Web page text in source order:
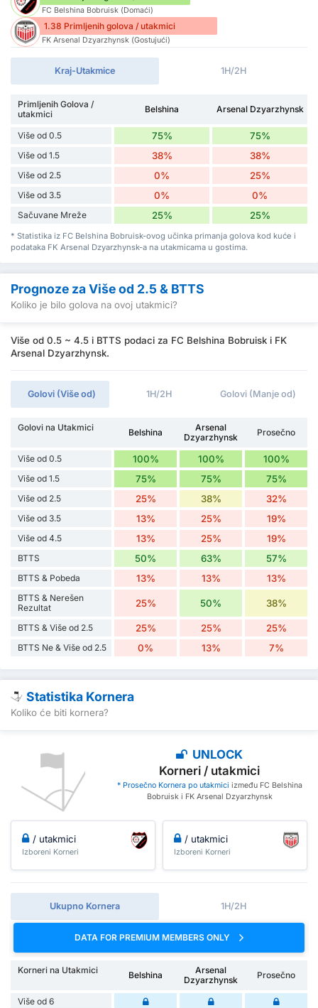
FC Belshina Bobruisk (Domaći)
1.38 Primljenih golova / utakmici
FK Arsenal Dzyarzhynsk (Gostujući)
Kraj-Utakmice 1H/2H
Primljenih Golova /
utakmici
Belshina Arsenal Dzyarzhynsk
Više od 0.5 75% 75%
Više od 1.5 38% 38%
Više od 2.5 0% 25%
Više od 3.5 0% 0%
Sačuvane Mreže 25% 25%
* Statistika iz FC Belshina Bobruisk-ovog učinka primanja golova kod kuće i
podataka FK Arsenal Dzyarzhynsk-a na utakmicama u gostima.
Prognoze za Više od 2.5 & BTTS
Koliko je bilo golova na ovoj utakmici?
Više od 0.5 ~ 4.5 i BTTS podaci za FC Belshina Bobruisk i FK
Arsenal Dzyarzhynsk.
Golovi (Više od) 1H/2H Golovi (Manje od)
Golovi na Utakmici Belshina
Arsenal
Dzyarzhynsk
Prosečno
Više od 0.5 100% 100% 100%
Više od 1.5 75% 75% 75%
Više od 2.5 25% 38% 32%
Više od 3.5 13% 25% 19%
Više od 4.5 13% 25% 19%
BTTS 50% 63% 57%
BTTS & Pobeda 13% 13% 13%
BTTS & Nerešen
Rezultat
25% 50% 38%
BTTS & Više od 2.5 25% 25% 25%
BTTS Ne & Više od 2.5 0% 13% 7%
Statistika Kornera
Koliko će biti kornera?
UNLOCK
Korneri / utakmici
* Prosečno Kornera po utakmici između FC Belshina
Bobruisk i FK Arsenal Dzyarzhynsk
/ utakmici
Izboreni Korneri
/ utakmici
Izboreni Korneri
Ukupno Kornera 1H/2H
DATA FOR PREMIUM MEMBERS ONLY
Korneri na Utakmici Belshina
Arsenal
Dzyarzhynsk
Prosečno
Više od 6